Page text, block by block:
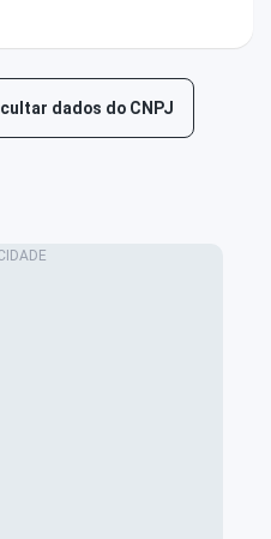
dados do CNPJ